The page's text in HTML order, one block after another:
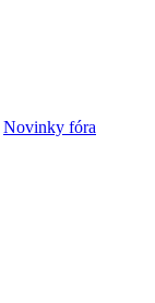
Novinky fóra